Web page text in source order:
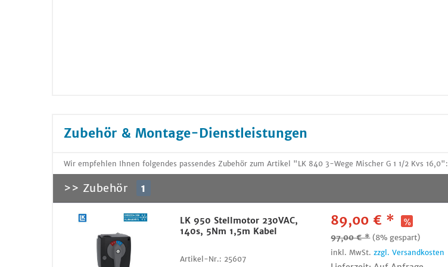
Zubehör & Montage-Dienstleistungen
Wir empfehlen Ihnen folgendes passendes Zubehör zum Artikel "LK 840 3-Wege Mischer G 1 1/2 Kvs 16,0":
>> Zubehör 1
LK 950 Stellmotor 230VAC,
140s, 5Nm 1,5m Kabel
Artikel-Nr.: 25607
89,00 € *
97,00 € * (8% gespart)
inkl. MwSt.zzgl. Versandkosten